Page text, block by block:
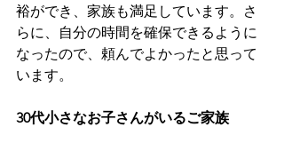
裕ができ、家族も満足しています。さ
らに、自分の時間を確保できるように
なったので、頼んでよかったと思って
います。
30代小さなお子さんがいるご家族